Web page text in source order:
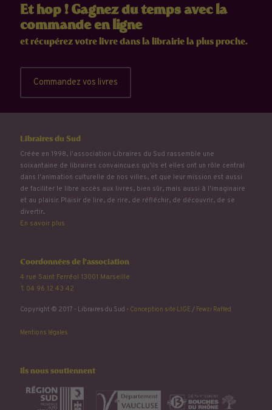
Et hop ! Gagnez du temps avec la
commande en ligne
et récupérez votre livre dans la librairie la plus proche.
Commandez vos livres
Libraires du Sud
Créée en 1998, l'association Libraires du Sud rassemble une
soixantaine de libraires convaincu.e.s qu’ils et elles ont un rôle central
dans l'animation culturelle de nos villes, et que leur mission est aussi
de faciliter le libre accès aux livres, bien sûr, mais aussi à l'imaginaire
et au plaisir. Plaisir de lire, de rire, de réfléchir, de découvrir, de se
divertir...
En savoir plus
Coordonnées de l'association
4 rue Saint Ferréol 13001 Marseille
T. 04 96 12 43 42
Copyright © 2017 - Libraires du Sud - Conception site LIGE/ Fewzi Raffed
Mentions légales
Ils nous soutiennent